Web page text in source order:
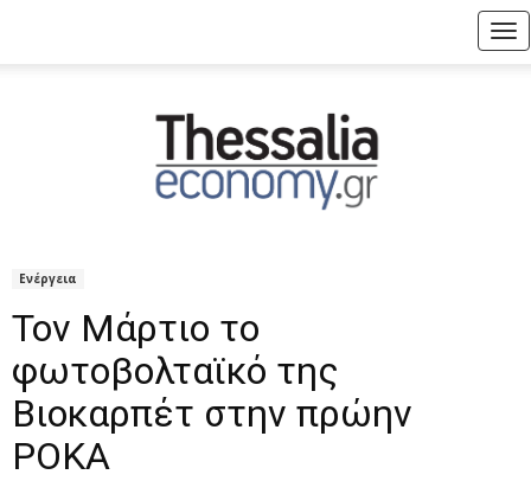
Ενέργεια
Τον Μάρτιο το
φωτοβολταϊκό της
Βιοκαρπέτ στην πρώην
ΡΟΚΑ